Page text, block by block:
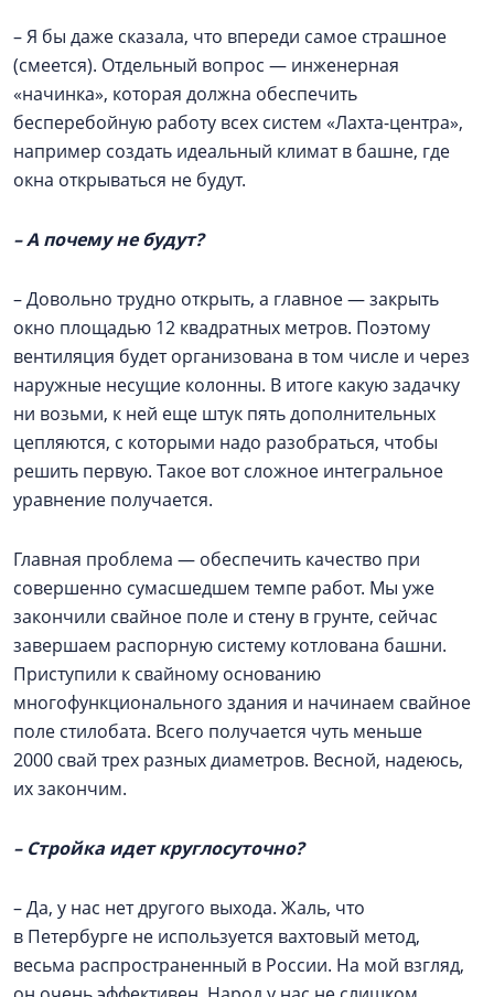
– Я бы даже сказала, что впереди самое страшное
(смеется). Отдельный вопрос — инженерная
«начинка», которая должна обеспечить
бесперебойную работу всех систем «Лахта-центра»,
например создать идеальный климат в башне, где
окна открываться не будут.
– А почему не будут?
– Довольно трудно открыть, а главное — закрыть
окно площадью 12 квадратных метров. Поэтому
вентиляция будет организована в том числе и через
наружные несущие колонны. В итоге какую задачку
ни возьми, к ней еще штук пять дополнительных
цепляются, с которыми надо разобраться, чтобы
решить первую. Такое вот сложное интегральное
уравнение получается.
Главная проблема — обеспечить качество при
совершенно сумасшедшем темпе работ. Мы уже
закончили свайное поле и стену в грунте, сейчас
завершаем распорную систему котлована башни.
Приступили к свайному основанию
многофункционального здания и начинаем свайное
поле стилобата. Всего получается чуть меньше
2000 свай трех разных диаметров. Весной, надеюсь,
их закончим.
– Стройка идет круглосуточно?
– Да, у нас нет другого выхода. Жаль, что
в Петербурге не используется вахтовый метод,
весьма распространенный в России. На мой взгляд,